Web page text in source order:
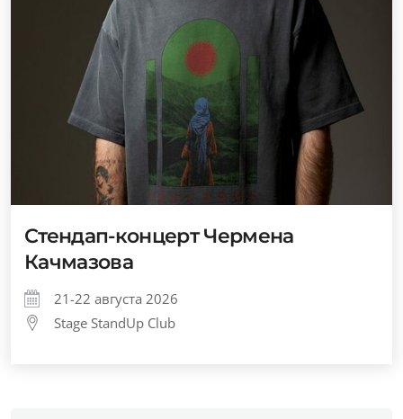
Стендап-концерт Чермена
Качмазова
21-22 августа 2026
Stage StandUp Club